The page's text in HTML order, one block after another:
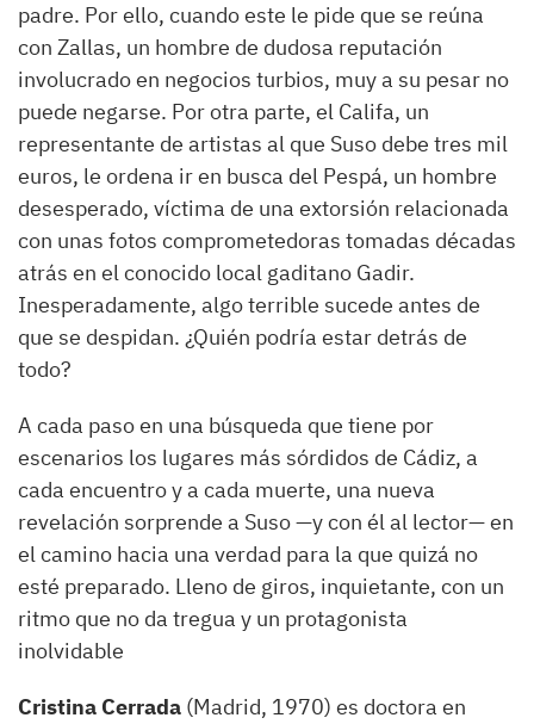
padre. Por ello, cuando este le pide que se reúna
con Zallas, un hombre de dudosa reputación
involucrado en negocios turbios, muy a su pesar no
puede negarse. Por otra parte, el Califa, un
representante de artistas al que Suso debe tres mil
euros, le ordena ir en busca del Pespá, un hombre
desesperado, víctima de una extorsión relacionada
con unas fotos comprometedoras tomadas décadas
atrás en el conocido local gaditano Gadir.
Inesperadamente, algo terrible sucede antes de
que se despidan. ¿Quién podría estar detrás de
todo?
A cada paso en una búsqueda que tiene por
escenarios los lugares más sórdidos de Cádiz, a
cada encuentro y a cada muerte, una nueva
revelación sorprende a Suso —y con él al lector— en
el camino hacia una verdad para la que quizá no
esté preparado. Lleno de giros, inquietante, con un
ritmo que no da tregua y un protagonista
inolvidable
Cristina Cerrada (Madrid, 1970) es doctora en